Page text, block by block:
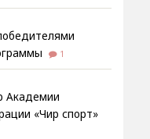
1
Академии
«Чир спорт»